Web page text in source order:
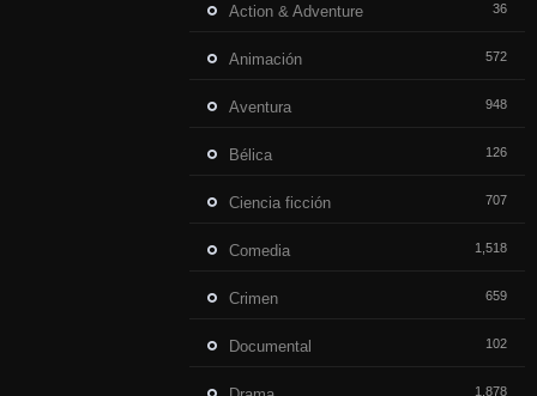
Action & Adventure 36
Animación 572
Aventura 948
Bélica 126
Ciencia ficción 707
Comedia 1,518
Crimen 659
Documental 102
1,878